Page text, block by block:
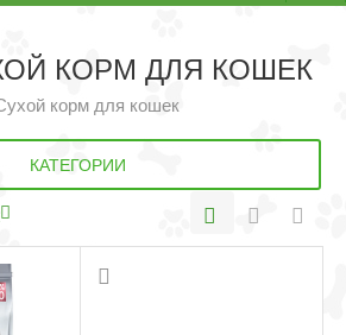
КОРМ ДЛЯ КОШЕК
корм для кошек
КАТЕГОРИИ